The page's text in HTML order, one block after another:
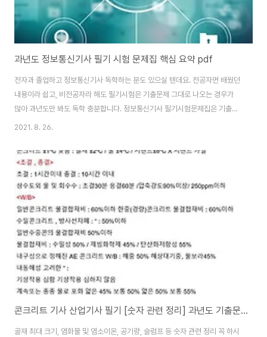
과년도 정보통신기사 필기 시험 문제집 핵심 요약 pdf
전자과 졸업하고 정보통신기사 독학하는 분도 있으실 텐데요. 전공자면 배웠던
내용이라 쉽고, 비전공자라 해도 필기시험은 기출문제 그대로 나오는 경우가
많아 과년도만 봐도 독학 충분합니다. 정보통신기사 필기시험문제집은 기출문
제랑 문제, 답 똑같은 경우도 있고, 순서가 다른 경우도 있습니다. 그래서 보기
높습니다. 기출문제 12년도부터 3 회독, 해설 보면서 문제랑 답 외우면서 독학
하시고요. 외우듯이 공부해야 합니다. [정보통신기사 필기 핵심요약 pdf] 정보
통신기사 필기 핵심요약.pdf 👉 정보통신기사 필기 핵심요약.hwp 👉 정통
기 필기 준비하면서 개념서, 기출문제집 둘 다 사는 경우가 많은데요. 전공자라
면 기출문제집만 사시고요..
2021. 8. 26.
콘크리트 기사 산업기사 필기 [숫자 관련 정리] 과년도 기출문제 정리
골재 최대 크기, 염화물 및 염소이온, 공기량, 슬럼프 등 숫자 관련 정리 꼭 하시